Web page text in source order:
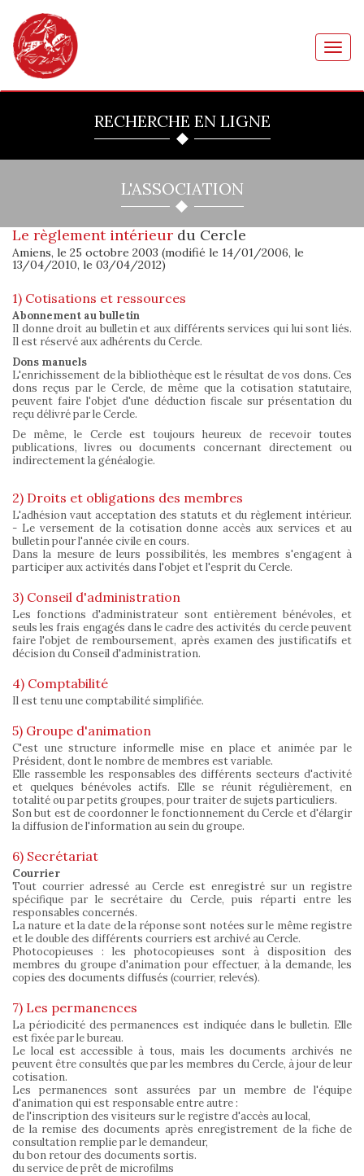
RECHERCHE EN LIGNE
L'ASSOCIATION
Le règlement intérieur du Cercle
Amiens, le 25 octobre 2003 (modifié le 14/01/2006, le
13/04/2010, le 03/04/2012)
1) Cotisations et ressources
Abonnement au bulletin
Il donne droit au bulletin et aux différents services qui lui sont liés.
Il est réservé aux adhérents du Cercle.
Dons manuels
L'enrichissement de la bibliothèque est le résultat de vos dons. Ces
dons reçus par le Cercle, de même que la cotisation statutaire,
peuvent faire l'objet d'une déduction fiscale sur présentation du
reçu délivré par le Cercle.
De même, le Cercle est toujours heureux de recevoir toutes
publications, livres ou documents concernant directement ou
indirectement la généalogie.
2) Droits et obligations des membres
L'adhésion vaut acceptation des statuts et du règlement intérieur.
- Le versement de la cotisation donne accès aux services et au
bulletin pour l'année civile en cours.
Dans la mesure de leurs possibilités, les membres s'engagent à
participer aux activités dans l'objet et l'esprit du Cercle.
3) Conseil d'administration
Les fonctions d'administrateur sont entièrement bénévoles, et
seuls les frais engagés dans le cadre des activités du cercle peuvent
faire l'objet de remboursement, après examen des justificatifs et
décision du Conseil d'administration.
4) Comptabilité
Il est tenu une comptabilité simplifiée.
5) Groupe d'animation
C'est une structure informelle mise en place et animée par le
Président, dont le nombre de membres est variable.
Elle rassemble les responsables des différents secteurs d'activité
et quelques bénévoles actifs. Elle se réunit régulièrement, en
totalité ou par petits groupes, pour traiter de sujets particuliers.
Son but est de coordonner le fonctionnement du Cercle et d'élargir
la diffusion de l'information au sein du groupe.
6) Secrétariat
Courrier
Tout courrier adressé au Cercle est enregistré sur un registre
spécifique par le secrétaire du Cercle, puis réparti entre les
responsables concernés.
La nature et la date de la réponse sont notées sur le même registre
et le double des différents courriers est archivé au Cercle.
Photocopieuses : les photocopieuses sont à disposition des
membres du groupe d'animation pour effectuer, à la demande, les
copies des documents diffusés (courrier, relevés).
7) Les permanences
La périodicité des permanences est indiquée dans le bulletin. Elle
est fixée par le bureau.
Le local est accessible à tous, mais les documents archivés ne
peuvent être consultés que par les membres du Cercle, à jour de leur
cotisation.
Les permanences sont assurées par un membre de l'équipe
d'animation qui est responsable entre autre :
de l'inscription des visiteurs sur le registre d'accès au local,
de la remise des documents après enregistrement de la fiche de
consultation remplie par le demandeur,
du bon retour des documents sortis.
du service de prêt de microfilms